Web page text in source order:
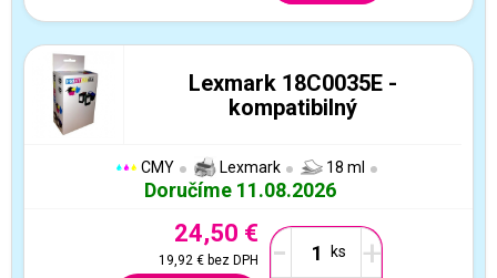
Lexmark 18C0035E -
kompatibilný
CMY Lexmark 18 ml
Doručíme 11.08.2026
24,50 €
19,92 €bez DPH - +